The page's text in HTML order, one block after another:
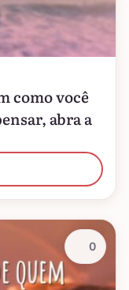
como você
abra a
0